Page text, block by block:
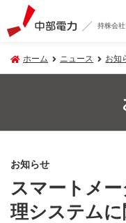
持株会社
ホーム ニュース お知
お知らせ
スマートメ
理システム